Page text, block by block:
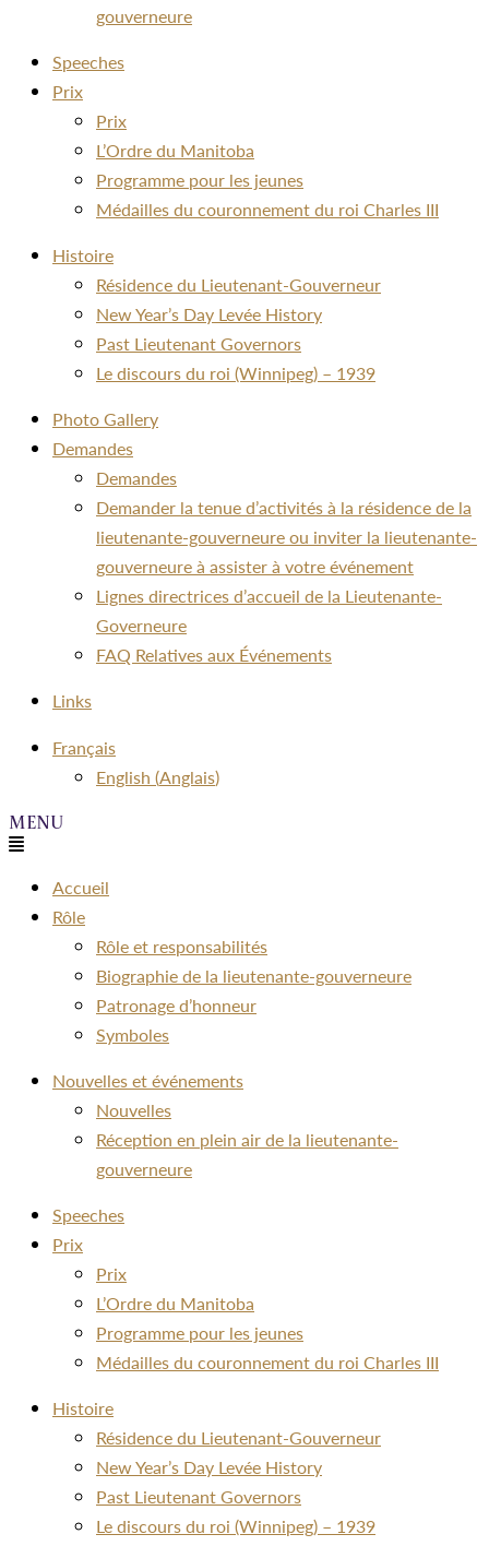
gouverneure
Speeches
Prix
Prix
L’Ordre du Manitoba
Programme pour les jeunes
Médailles du couronnement du roi Charles III
Histoire
Résidence du Lieutenant-Gouverneur
New Year’s Day Levée History
Past Lieutenant Governors
Le discours du roi (Winnipeg) – 1939
Photo Gallery
Demandes
Demandes
Demander la tenue d’activités à la résidence de la
lieutenante-gouverneure ou inviter la lieutenante-
gouverneure à assister à votre événement
Lignes directrices d’accueil de la Lieutenante-
Governeure
FAQ Relatives aux Événements
Links
Menu
Français
English (Anglais)
Accueil
Rôle
Rôle et responsabilités
Biographie de la lieutenante-gouverneure
Patronage d’honneur
Symboles
Nouvelles et événements
Nouvelles
Réception en plein air de la lieutenante-
gouverneure
Speeches
Prix
Prix
L’Ordre du Manitoba
Programme pour les jeunes
Médailles du couronnement du roi Charles III
Histoire
Résidence du Lieutenant-Gouverneur
New Year’s Day Levée History
Past Lieutenant Governors
Le discours du roi (Winnipeg) – 1939